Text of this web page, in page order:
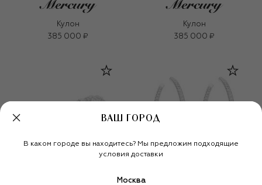
Кулон
385 000 ₽
Кулон
385 000 ₽
ВАШ ГОРОД
В каком городе вы находитесь? Мы предложим подходящие
условия доставки
Москва